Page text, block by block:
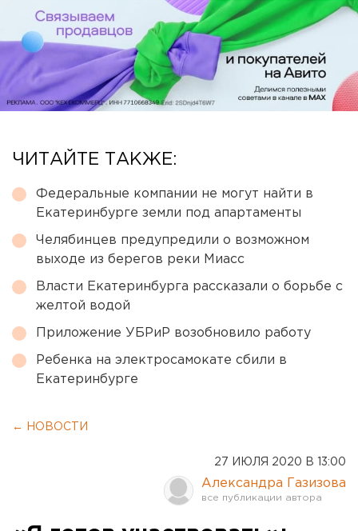
ЧИТАЙТЕ ТАКЖЕ:
Федеральные компании не могут найти в
Екатеринбурге земли под апартаменты
Челябинцев предупредили о возможном
выходе из берегов реки Миасс
Власти Екатеринбурга рассказали о борьбе с
желтой водой
Приложение УБРиР возобновило работу
Ребенка на электросамокате сбили в
Екатеринбурге
← НОВОСТИ
27 ИЮЛЯ 2020 В 13:00
Александра Газизова